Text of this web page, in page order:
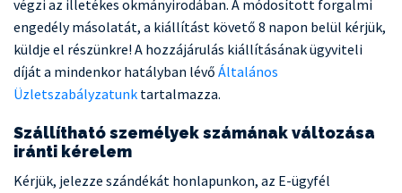
végzi az illetékes okmányirodában. A módosított forgalmi
engedély másolatát, a kiállítást követő 8 napon belül kérjük,
küldje el részünkre! A hozzájárulás kiállításának ügyviteli
díját a mindenkor hatályban lévő Általános
Üzletszabályzatunk tartalmazza.
Szállítható személyek számának változása
iránti kérelem
Kérjük, jelezze szándékát honlapunkon, az E-ügyfél